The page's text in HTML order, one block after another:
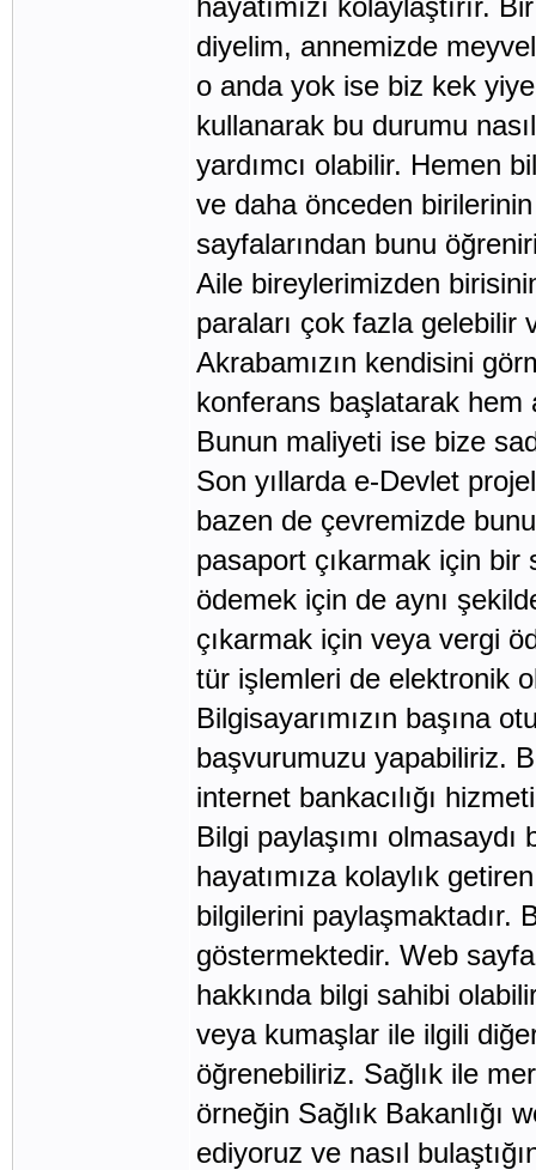
hayatımızı kolaylaştırır.
diyelim, annemizde
o anda yok ise biz kek
kullanarak bu durumu
yardımcı olabilir. Hemen
ve daha önceden
sayfalarından bunu
Aile bireylerimizden
paraları çok fazla
Akrabamızın kendisini
konferans başlatarak hem
Bunun maliyeti ise bize
Son yıllarda e-Devlet
bazen de çevremizde
pasaport çıkarmak için bir
ödemek için de aynı
çıkarmak için veya vergi
tür işlemleri de elektronik
Bilgisayarımızın başına
başvurumuzu yapabiliriz.
internet bankacılığı
Bilgi paylaşımı
hayatımıza kolaylık
bilgilerini paylaşmaktadır.
göstermektedir. Web
hakkında bilgi sahibi
veya kumaşlar ile ilgili
öğrenebiliriz. Sağlık ile
örneğin Sağlık Bakanlığı
ediyoruz ve nasıl